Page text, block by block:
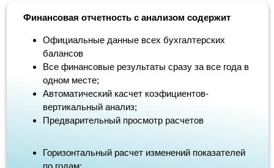
Финансовая отчетность с анализом содержит
Официальные данные всех бухгалтерских
балансов
Все финансовые результаты сразу за все года в
одном месте;
Автоматический касчет коэфициентов-
вертикальный анализ;
Предварительный просмотр расчетов
Горизонтальный расчет изменений показателей